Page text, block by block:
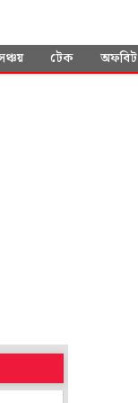
টেক অফবিট